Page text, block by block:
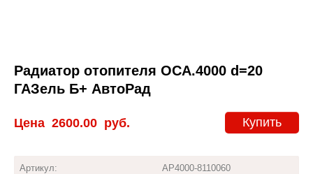
Радиатор отопителя ОСА.4000 d=20
ГАЗель Б+ АвтоРад
Купить
Цена 2600.00 руб.
Артикул: AP4000-8110060